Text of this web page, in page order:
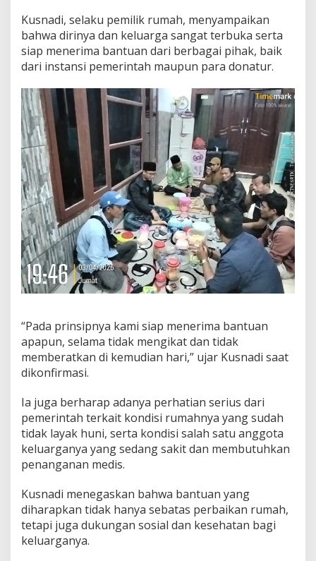
Kusnadi, selaku pemilik rumah, menyampaikan
bahwa dirinya dan keluarga sangat terbuka serta
siap menerima bantuan dari berbagai pihak, baik
dari instansi pemerintah maupun para donatur.
“Pada prinsipnya kami siap menerima bantuan
apapun, selama tidak mengikat dan tidak
memberatkan di kemudian hari,” ujar Kusnadi saat
dikonfirmasi.
Ia juga berharap adanya perhatian serius dari
pemerintah terkait kondisi rumahnya yang sudah
tidak layak huni, serta kondisi salah satu anggota
keluarganya yang sedang sakit dan membutuhkan
penanganan medis.
Kusnadi menegaskan bahwa bantuan yang
diharapkan tidak hanya sebatas perbaikan rumah,
tetapi juga dukungan sosial dan kesehatan bagi
keluarganya.